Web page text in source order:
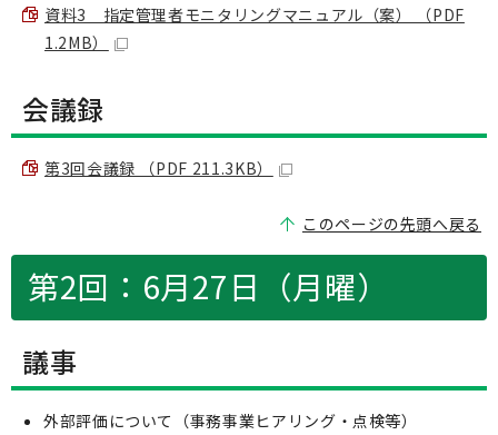
資料3 指定管理者モニタリングマニュアル（案） （PDF
1.2MB）
会議録
第3回会議録 （PDF 211.3KB）
このページの先頭へ戻る
第2回：6月27日（月曜）
議事
外部評価について（事務事業ヒアリング・点検等）